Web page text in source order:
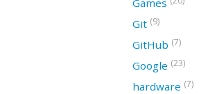
Games
Git (9)
GitHub (7)
Google (23)
hardware (7)